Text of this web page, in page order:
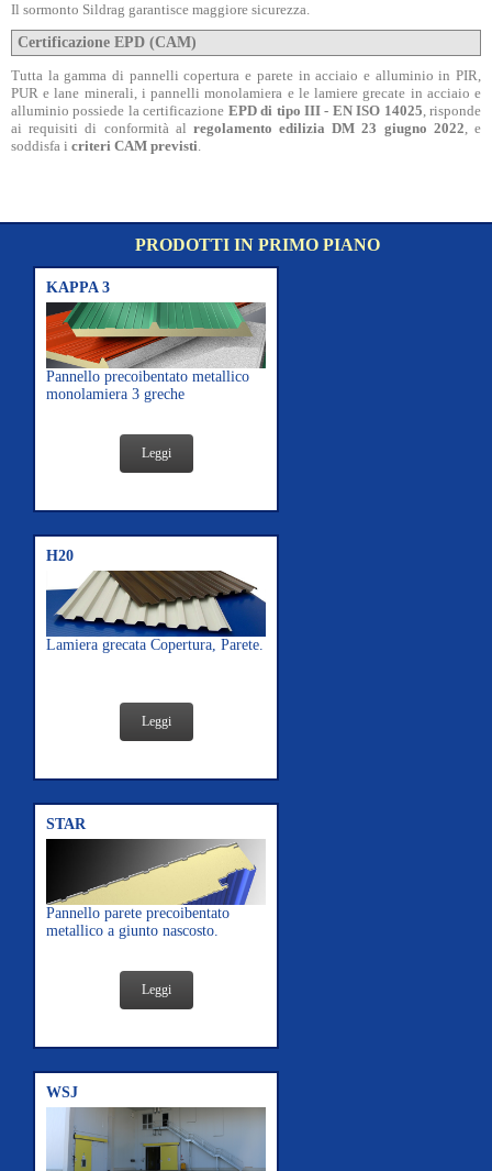
Il sormonto Sildrag garantisce maggiore sicurezza.
Certificazione EPD (CAM)
Tutta la gamma di pannelli copertura e parete in acciaio e alluminio in PIR,
PUR e lane minerali, i pannelli monolamiera e le lamiere grecate in acciaio e
alluminio possiede la certificazione EPD di tipo III - EN ISO 14025, risponde
ai requisiti di conformità al regolamento edilizia DM 23 giugno 2022, e
soddisfa i criteri CAM previsti.
PRODOTTI IN PRIMO PIANO
KAPPA 3
Pannello precoibentato metallico
monolamiera 3 greche
Leggi
H20
Lamiera grecata Copertura, Parete.
Leggi
STAR
Pannello parete precoibentato
metallico a giunto nascosto.
Leggi
WSJ